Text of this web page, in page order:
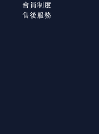
會員制度
售後服務